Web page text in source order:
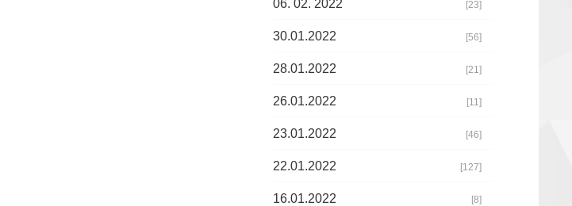
06. 02. 2022 [23]
30.01.2022 [56]
28.01.2022 [21]
26.01.2022 [11]
23.01.2022 [46]
22.01.2022 [127]
16.01.2022 [8]